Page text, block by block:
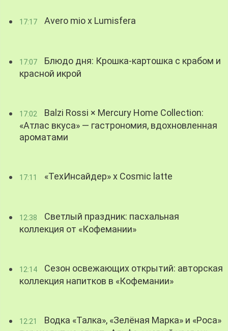
17:17 Avero mio x Lumisfera
17:07
Блюдо дня: Крошка-картошка с крабом и
красной икрой
17:02
Balzi Rossi × Mercury Home Collection:
«Атлас вкуса» — гастрономия, вдохновленная
ароматами
17:11 «ТехИнсайдер» х Cosmic latte
12:38
Светлый праздник: пасхальная
коллекция от «Кофемании»
12:14
Сезон освежающих открытий: авторская
коллекция напитков в «Кофемании»
12:21
Водка «Талка», «Зелёная Марка» и «Роса»